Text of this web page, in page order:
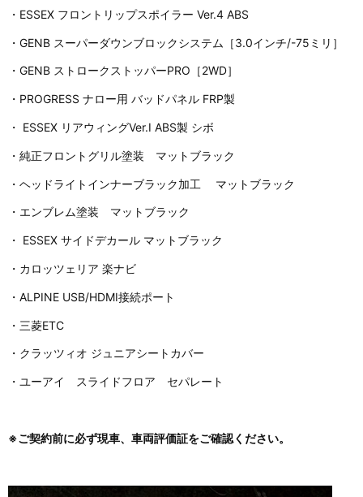
・ESSEX フロントリップスポイラー Ver.4 ABS
・GENB スーパーダウンブロックシステム［3.0インチ/-75ミリ］
・GENB ストロークストッパーPRO［2WD］
・PROGRESS ナロー用 バッドパネル FRP製
・ ESSEX リアウィングVer.I ABS製 シボ
・純正フロントグリル塗装 マットブラック
・ヘッドライトインナーブラック加工 マットブラック
・エンブレム塗装 マットブラック
・ ESSEX サイドデカール マットブラック
・カロッツェリア 楽ナビ
・ALPINE USB/HDMI接続ポート
・三菱ETC
・クラッツィオ ジュニアシートカバー
・ユーアイ スライドフロア セパレート
※ご契約前に必ず現車、車両評価証をご確認ください。